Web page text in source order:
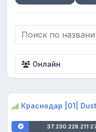
Онлайн
Краснодар |01|